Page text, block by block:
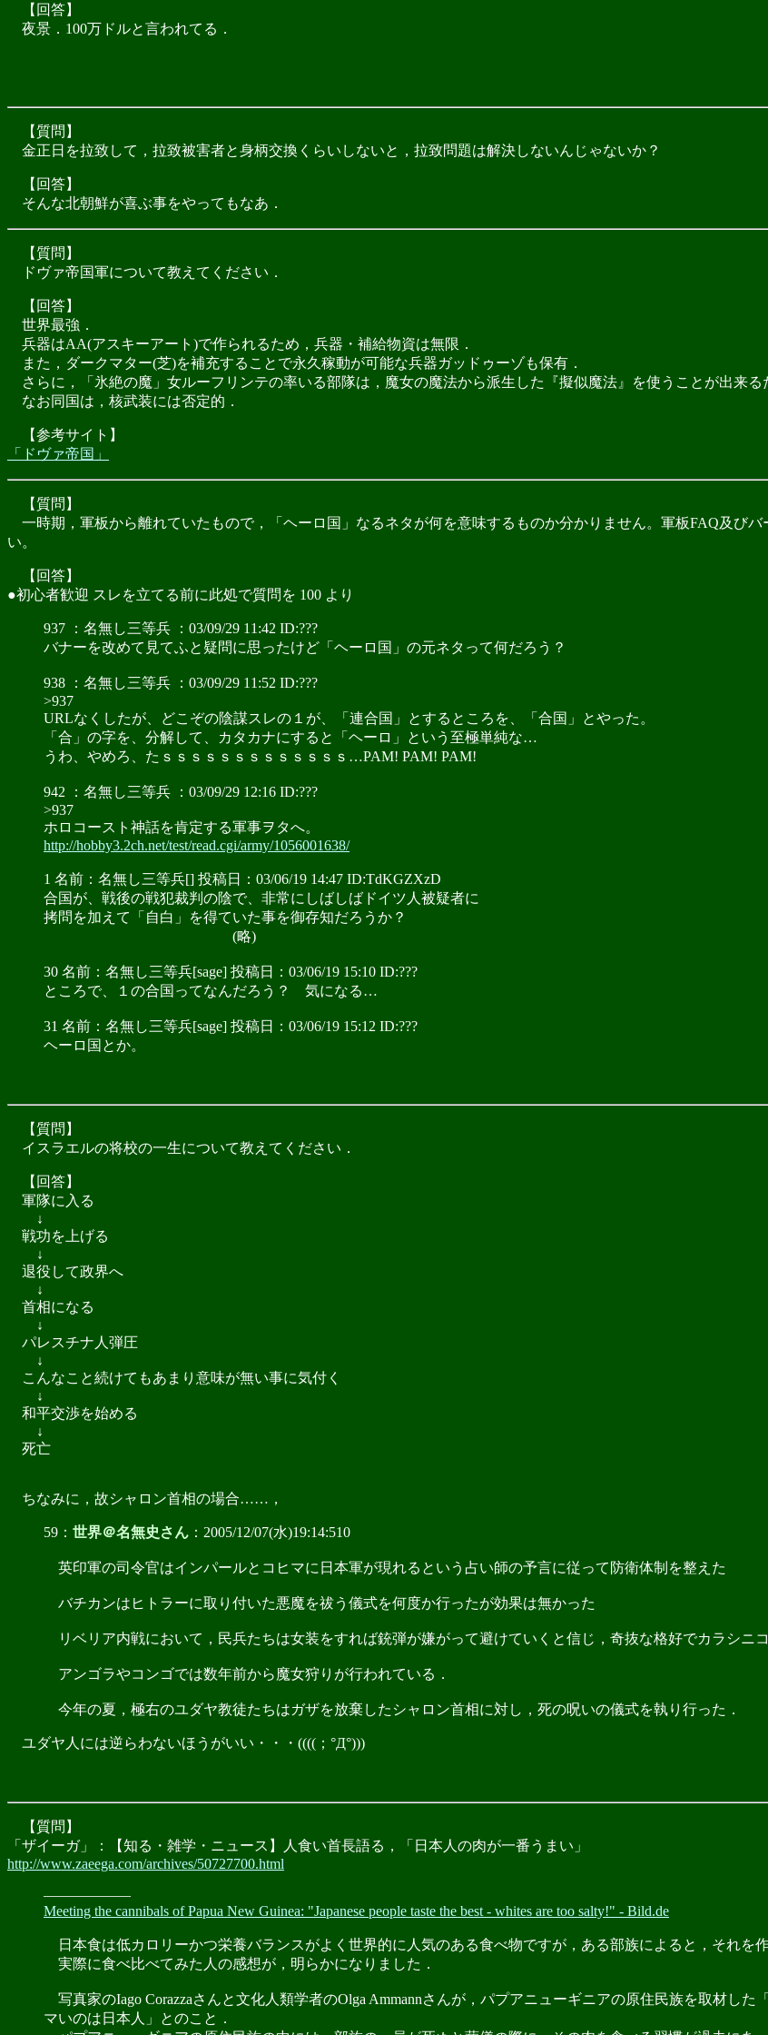
【回答】
夜景．100万ドルと言われてる．
【質問】
金正日を拉致して，拉致被害者と身柄交換くらいしないと，拉致問題は解決しないんじゃないか？
【回答】
そんな北朝鮮が喜ぶ事をやってもなあ．
【質問】
ドヴァ帝国軍について教えてください．
【回答】
世界最強．
兵器はAA(アスキーアート)で作られるため，兵器・補給物資は無限．
また，ダークマター(芝)を補充することで永久稼動が可能な兵器ガッドゥーゾも保有．
さらに，「氷絶の魔」女ルーフリンテの率いる部隊は，魔女の魔法から派生した『擬似魔法』を使うことが出来
なお同国は，核武装には否定的．
【参考サイト】
「ドヴァ帝国」
【質問】
一時期，軍板から離れていたもので，「ヘーロ国」なるネタが何を意味するものか分かりません。軍板FAQ及び
い。
【回答】
●初心者歓迎 スレを立てる前に此処で質問を 100 より
937 ：名無し三等兵 ：03/09/29 11:42 ID:???
バナーを改めて見てふと疑問に思ったけど「ヘーロ国」の元ネタって何だろう？
938 ：名無し三等兵 ：03/09/29 11:52 ID:???
>937
URLなくしたが、どこぞの陰謀スレの１が、「連合国」とするところを、「合国」とやった。
「合」の字を、分解して、カタカナにすると「ヘーロ」という至極単純な…
うわ、やめろ、たｓｓｓｓｓｓｓｓｓｓｓｓｓ…PAM! PAM! PAM!
942 ：名無し三等兵 ：03/09/29 12:16 ID:???
>937
ホロコースト神話を肯定する軍事ヲタへ。
http://hobby3.2ch.net/test/read.cgi/army/1056001638/
1 名前：名無し三等兵[] 投稿日：03/06/19 14:47 ID:TdKGZXzD
合国が、戦後の戦犯裁判の陰で、非常にしばしばドイツ人被疑者に
拷問を加えて「自白」を得ていた事を御存知だろうか？
(略)
30 名前：名無し三等兵[sage] 投稿日：03/06/19 15:10 ID:???
ところで、１の合国ってなんだろう？ 気になる…
31 名前：名無し三等兵[sage] 投稿日：03/06/19 15:12 ID:???
ヘーロ国とか。
【質問】
イスラエルの将校の一生について教えてください．
【回答】
軍隊に入る
↓
戦功を上げる
↓
退役して政界へ
↓
首相になる
↓
パレスチナ人弾圧
↓
こんなこと続けてもあまり意味が無い事に気付く
↓
和平交渉を始める
↓
死亡
ちなみに，故シャロン首相の場合……，
59： 世界＠名無史さん ：2005/12/07(水)19:14:510
英印軍の司令官はインパールとコヒマに日本軍が現れるという占い師の予言に従って防衛体制を整えた
バチカンはヒトラーに取り付いた悪魔を祓う儀式を何度か行ったが効果は無かった
リベリア内戦において，民兵たちは女装をすれば銃弾が嫌がって避けていくと信じ，奇抜な格好でカラシニ
アンゴラやコンゴでは数年前から魔女狩りが行われている．
今年の夏，極右のユダヤ教徒たちはガザを放棄したシャロン首相に対し，死の呪いの儀式を執り行った．
ユダヤ人には逆らわないほうがいい・・・((((；°Д°)))
【質問】
「ザイーガ」：【知る・雑学・ニュース】人食い首長語る，「日本人の肉が一番うまい」
http://www.zaeega.com/archives/50727700.html
――――――
Meeting the cannibals of Papua New Guinea: "Japanese people taste the best - whites are too salty!" - Bild.de
日本食は低カロリーかつ栄養バランスがよく世界的に人気のある食べ物ですが，ある部族によると，それを
実際に食べ比べてみた人の感想が，明らかになりました．
写真家のIago Corazzaさんと文化人類学者のOlga Ammannさんが，パプアニューギニアの原住民族を取材し
マいのは日本人」とのこと．